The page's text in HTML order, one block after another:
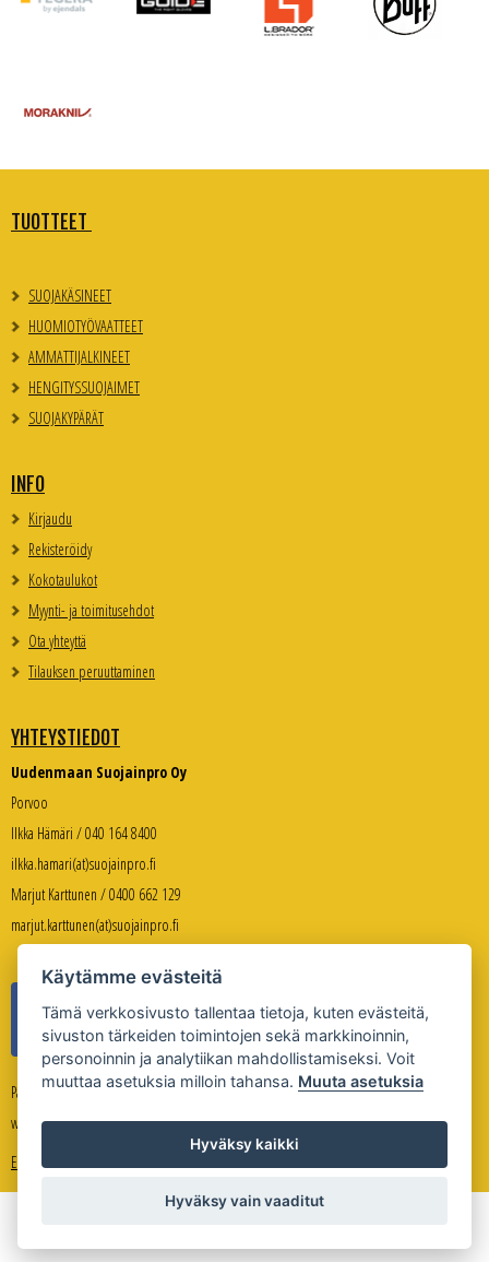
TUOTTEET
SUOJAKÄSINEET
HUOMIOTYÖVAATTEET
AMMATTIJALKINEET
HENGITYSSUOJAIMET
SUOJAKYPÄRÄT
INFO
Kirjaudu
Rekisteröidy
Kokotaulukot
Myynti- ja toimitusehdot
Ota yhteyttä
Tilauksen peruuttaminen
YHTEYSTIEDOT
Uudenmaan Suojainpro Oy
Porvoo
Ilkka Hämäri / 040 164 8400
ilkka.hamari(at)suojainpro.fi
Marjut Karttunen / 0400 662 129
marjut.karttunen(at)suojainpro.fi
Palveleva verkkokauppa:
www.suojanpro.fi
Evästeasetukset
Käytämme evästeitä
Tämä verkkosivusto tallentaa tietoja, kuten evästeitä,
sivuston tärkeiden toimintojen sekä markkinoinnin,
personoinnin ja analytiikan mahdollistamiseksi. Voit
muuttaa asetuksia milloin tahansa. Muuta asetuksia
Hyväksy kaikki
Hyväksy vain vaaditut